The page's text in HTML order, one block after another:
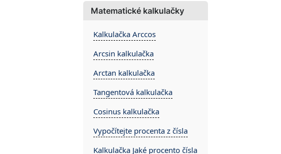
Matematické kalkulačky
Kalkulačka Arccos
Arcsin kalkulačka
Arctan kalkulačka
Tangentová kalkulačka
Cosinus kalkulačka
Vypočítejte procenta z čísla
Kalkulačka Jaké procento čísla